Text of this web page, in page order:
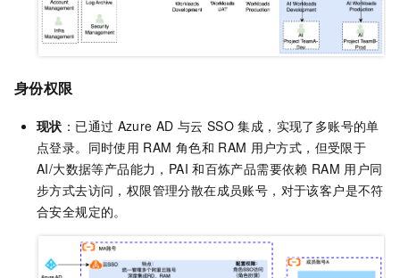
身份权限
现状 ：已通过 Azure AD 与云 SSO 集成，实现了多账号的单
点登录。同时使用 RAM 角色和 RAM 用户方式，但受限于
AI/大数据等产品能力，PAI 和百炼产品需要依赖 RAM 用户同
步方式去访问，权限管理分散在成员账号，对于该客户是不符
合安全规定的。